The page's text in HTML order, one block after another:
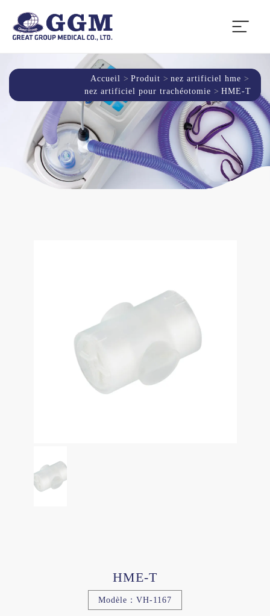
Accueil Produit
nez artificiel hme
nez artificiel pour trachéotomie
HME-T
HME-T
Modèle：VH-1167